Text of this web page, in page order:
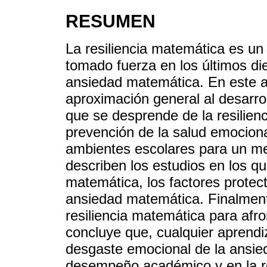
RESUMEN
La resiliencia matemática es
tomado fuerza en los últimos
ansiedad matemática. En este
aproximación general al
que se desprende de la
prevención de la salud
ambientes escolares para un
describen los estudios en los
matemática, los factores
ansiedad matemática.
resiliencia matemática para
concluye que, cualquier
desgaste emocional de la